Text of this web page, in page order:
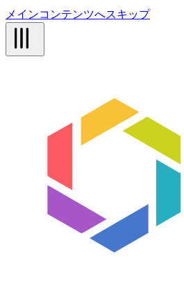
メインコンテンツへスキップ